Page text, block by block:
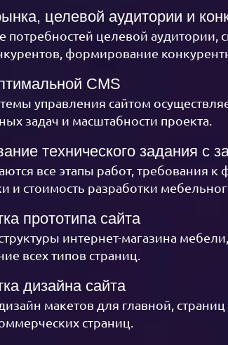
целевой аудитории и
потребностей целевой аудитории,
формирование
CMS
управления сайтом
задач и масштабности проекта.
технического задания с
все этапы работ, требования к
и стоимость разработки
прототипа сайта
интернет-магазина
всех типов страниц.
дизайна сайта
макетов для главной, страниц
страниц.